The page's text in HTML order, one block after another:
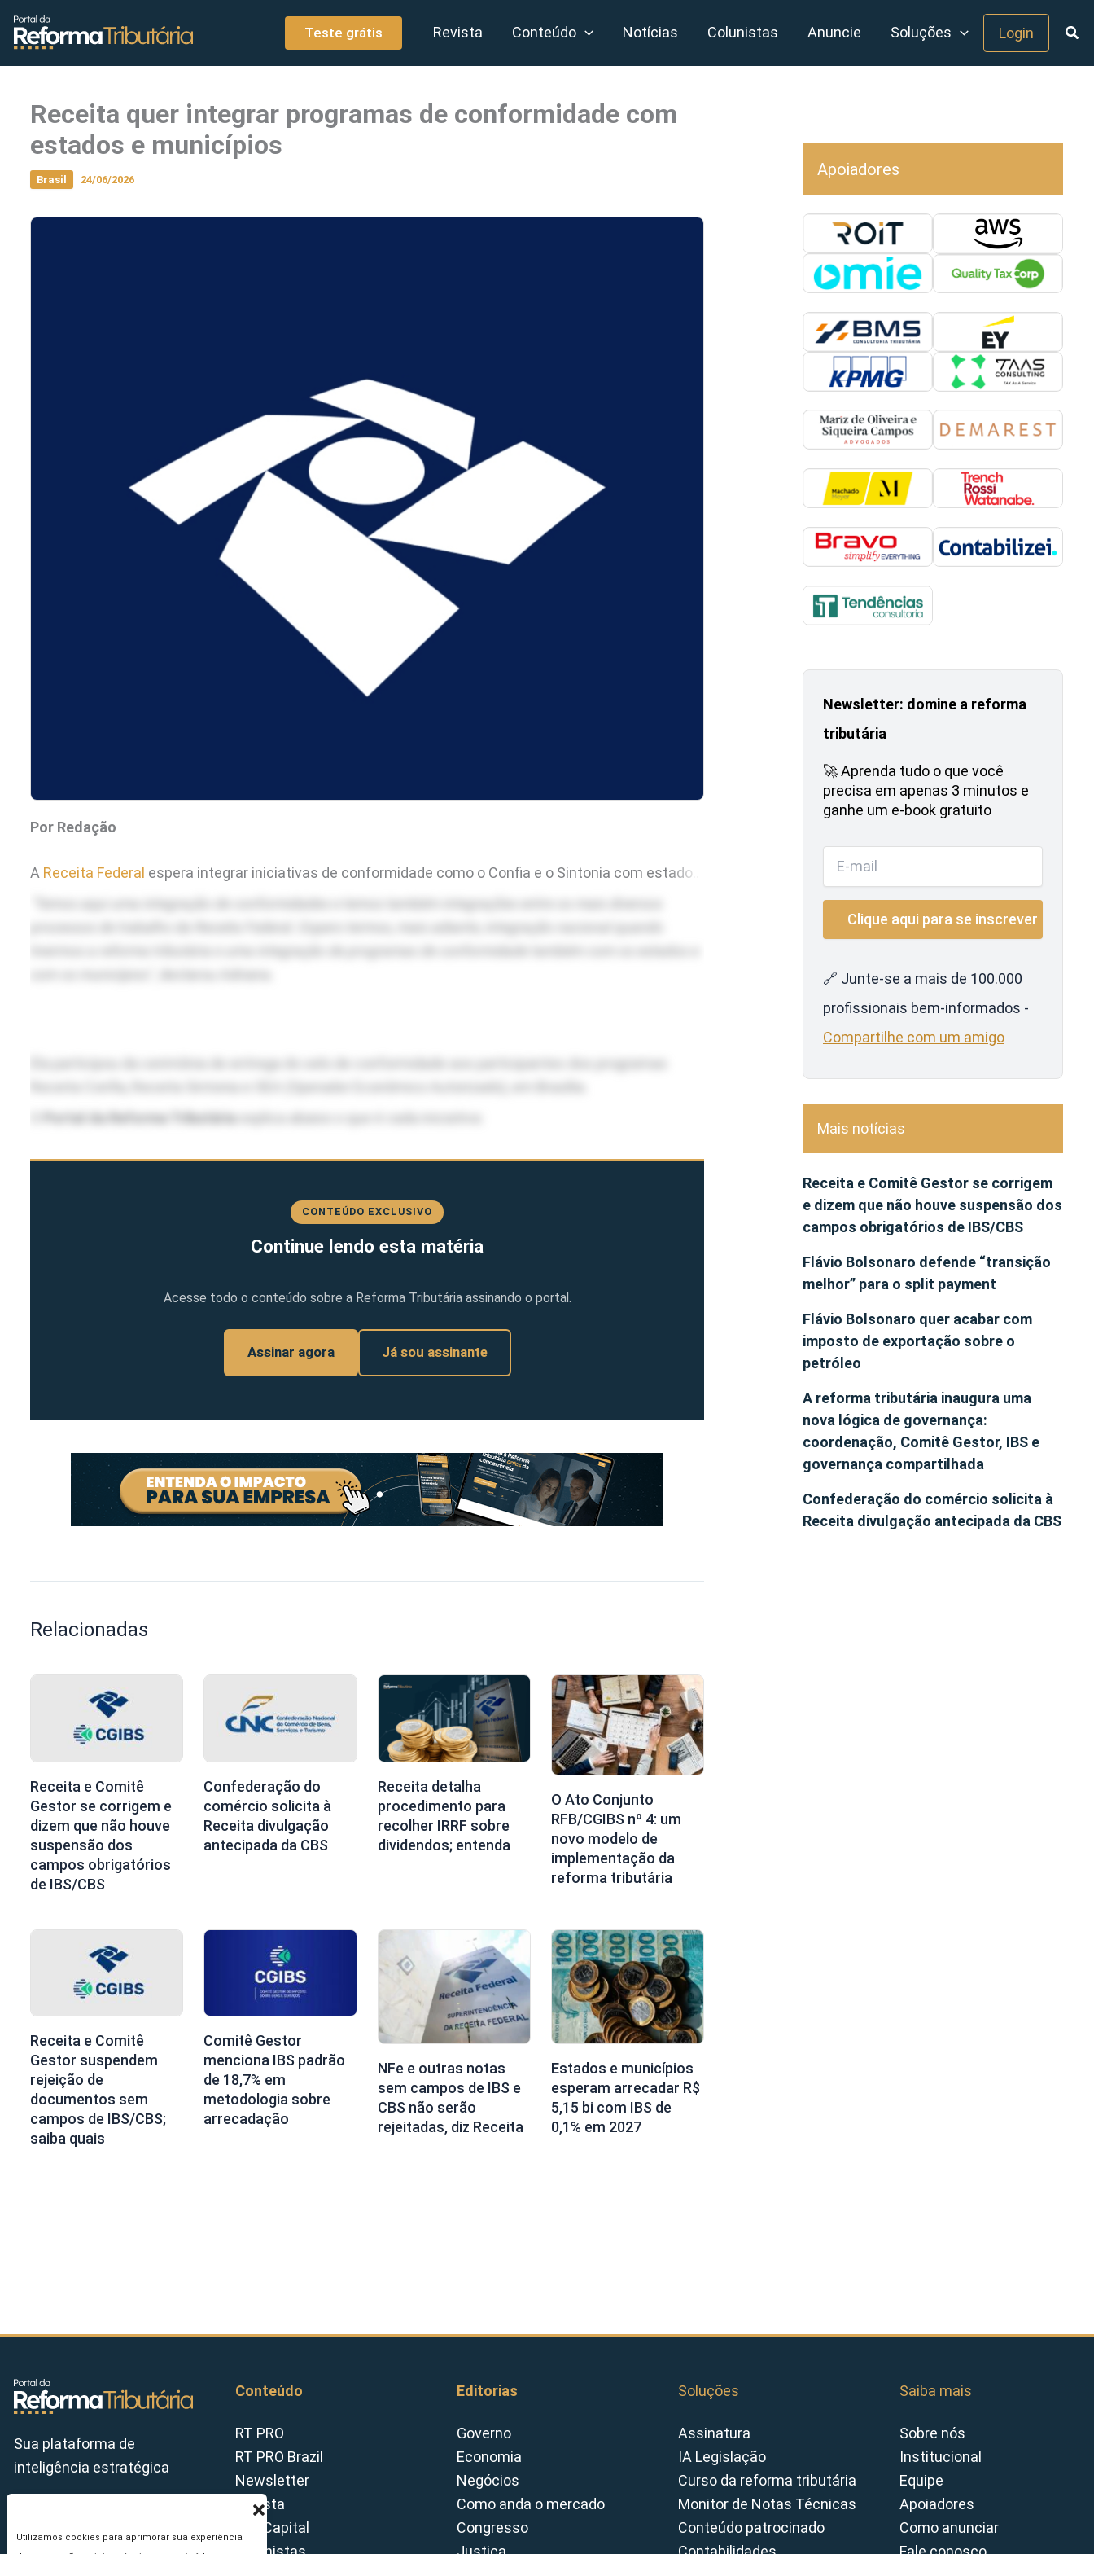
Utilizamos cookies para aprimorar sua experiência
conteúdo
Teste grátis Revista Conteúdo Notícias Colunistas Anuncie Soluções Login
Receita quer integrar programas de conformidade com
estados e municípios
Brasil 24/06/2026
Por Redação
A Receita Federal espera integrar iniciativas de conformidade como o Confia e o Sintonia com estados e municípios após a implementação da reforma tributária. A intenção foi compartilhada na 2ª feira (22.jun.2026) pela secretária especial adjunta do órgão,
Portal da Reforma Tributária
CONTEÚDO EXCLUSIVO
Continue lendo esta matéria
Acesse todo o conteúdo sobre a Reforma Tributária assinando o portal.
Assinar agora Já sou assinante
Relacionadas
Receita e Comitê
Gestor se corrigem e
dizem que não houve
suspensão dos
campos obrigatórios
de IBS/CBS
Confederação do
comércio solicita à
Receita divulgação
antecipada da CBS
Receita detalha
procedimento para
recolher IRRF sobre
dividendos; entenda
O Ato Conjunto
RFB/CGIBS nº 4: um
novo modelo de
implementação da
reforma tributária
Receita e Comitê
Gestor suspendem
rejeição de
documentos sem
campos de IBS/CBS;
saiba quais
Comitê Gestor
menciona IBS padrão
de 18,7% em
metodologia sobre
arrecadação
NFe e outras notas
sem campos de IBS e
CBS não serão
rejeitadas, diz Receita
Estados e municípios
esperam arrecadar R$
5,15 bi com IBS de
0,1% em 2027
Apoiadores
Newsletter: domine a reforma
tributária
🚀 Aprenda tudo o que você
precisa em apenas 3 minutos e
ganhe um e-book gratuito
🔗 Junte-se a mais de 100.000
profissionais bem-informados -
Compartilhe com um amigo
Mais notícias
Receita e Comitê Gestor se corrigem
e dizem que não houve suspensão dos
campos obrigatórios de IBS/CBS
Flávio Bolsonaro defende “transição
melhor” para o split payment
Flávio Bolsonaro quer acabar com
imposto de exportação sobre o
petróleo
A reforma tributária inaugura uma
nova lógica de governança:
coordenação, Comitê Gestor, IBS e
governança compartilhada
Confederação do comércio solicita à
Receita divulgação antecipada da CBS
Sua plataforma de
inteligência estratégica
Conteúdo
RT PRO
RT PRO Brazil
Newsletter
Revista
Tax Capital
Editorias
Governo
Economia
Negócios
Como anda o mercado
Congresso
Soluções
Assinatura
IA Legislação
Curso da reforma tributária
Monitor de Notas Técnicas
Conteúdo patrocinado
Saiba mais
Sobre nós
Institucional
Equipe
Apoiadores
Como anunciar